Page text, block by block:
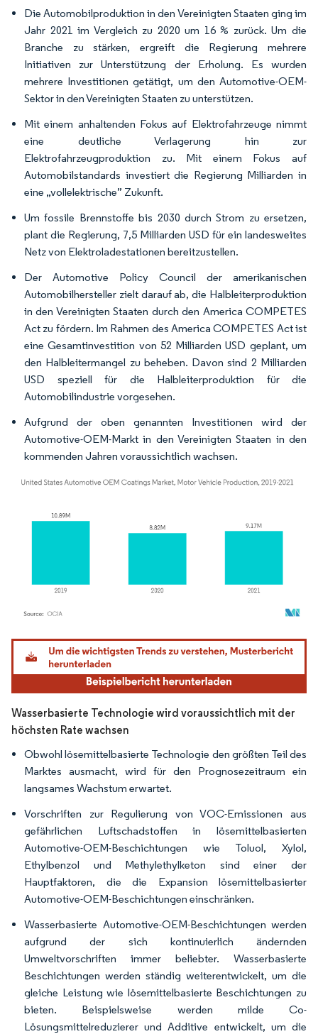
Die Automobilproduktion in den Vereinigten Staaten ging im
Jahr 2021 im Vergleich zu 2020 um 16 % zurück. Um die
Branche zu stärken, ergreift die Regierung mehrere
Initiativen zur Unterstützung der Erholung. Es wurden
mehrere Investitionen getätigt, um den Automotive-OEM-
Sektor in den Vereinigten Staaten zu unterstützen.
Mit einem anhaltenden Fokus auf Elektrofahrzeuge nimmt
eine deutliche Verlagerung hin zur
Elektrofahrzeugproduktion zu. Mit einem Fokus auf
Automobilstandards investiert die Regierung Milliarden in
eine „vollelektrische” Zukunft.
Um fossile Brennstoffe bis 2030 durch Strom zu ersetzen,
plant die Regierung, 7,5 Milliarden USD für ein landesweites
Netz von Elektroladestationen bereitzustellen.
Der Automotive Policy Council der amerikanischen
Automobilhersteller zielt darauf ab, die Halbleiterproduktion
in den Vereinigten Staaten durch den America COMPETES
Act zu fördern. Im Rahmen des America COMPETES Act ist
eine Gesamtinvestition von 52 Milliarden USD geplant, um
den Halbleitermangel zu beheben. Davon sind 2 Milliarden
USD speziell für die Halbleiterproduktion für die
Automobilindustrie vorgesehen.
Aufgrund der oben genannten Investitionen wird der
Automotive-OEM-Markt in den Vereinigten Staaten in den
kommenden Jahren voraussichtlich wachsen.
Bild © Mordor Intelligence. Wiederverwendung erfordert Namensnennung gemäß
Wasserbasierte Technologie wird voraussichtlich mit der
höchsten Rate wachsen
Obwohl lösemittelbasierte Technologie den größten Teil des
Marktes ausmacht, wird für den Prognosezeitraum ein
langsames Wachstum erwartet.
Vorschriften zur Regulierung von VOC-Emissionen aus
gefährlichen Luftschadstoffen in lösemittelbasierten
Automotive-OEM-Beschichtungen wie Toluol, Xylol,
Ethylbenzol und Methylethylketon sind einer der
Hauptfaktoren, die die Expansion lösemittelbasierter
Automotive-OEM-Beschichtungen einschränken.
Wasserbasierte Automotive-OEM-Beschichtungen werden
aufgrund der sich kontinuierlich ändernden
Umweltvorschriften immer beliebter. Wasserbasierte
Beschichtungen werden ständig weiterentwickelt, um die
gleiche Leistung wie lösemittelbasierte Beschichtungen zu
bieten. Beispielsweise werden milde Co-
Lösungsmittelreduzierer und Additive entwickelt, um die